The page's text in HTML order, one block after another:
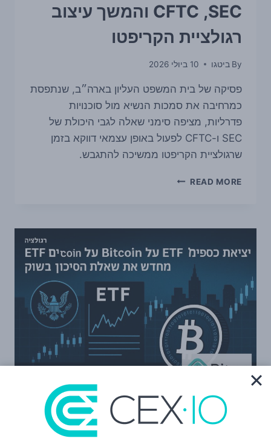
SEC, ‏CFTC והמשך עיצוב
רגולציית הקריפטו
By ביטגו 10 ביולי 2026
פסיקה של בית המשפט העליון בארה״ב, שנתפסת
כמרחיבה את סמכות הנשיא מול סוכנויות
פדרליות, מציפה סימני שאלה לגבי היכולת של
SEC ו-CFTC לפעול באופן עצמאי דווקא בזמן
שרגולציית הקריפטו ממשיכה להתגבש.
READ MORE פסיקת
שאלות
סביב
SEC,
‏CFTC
והמשך
עיצוב
רגולציית
הקריפטו
רגולציה
יציאת כספים מ-ETF על